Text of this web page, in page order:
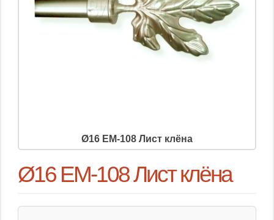
Ø16 EM-108 Лист клёна
Ø16 EM-108 Лист клёна